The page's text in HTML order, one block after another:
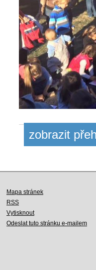
zobrazit
Mapa stránek
RSS
Vytisknout
Odeslat tuto stránku e-mailem